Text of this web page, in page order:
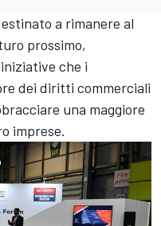
a rimanere al
prossimo,
che i
dei diritti commerciali
una maggiore
imprese.